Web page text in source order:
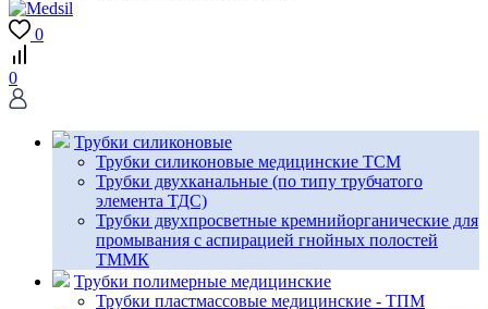
0
0
Трубки силиконовые
Трубки силиконовые медицинские ТСМ
Трубки двухканальные (по типу трубчатого
элемента ТДС)
Трубки двухпросветные кремнийорганические для
промывания с аспирацией гнойных полостей
ТММК
Трубки полимерные медицинские
Трубки пластмассовые медицинские - ТПМ